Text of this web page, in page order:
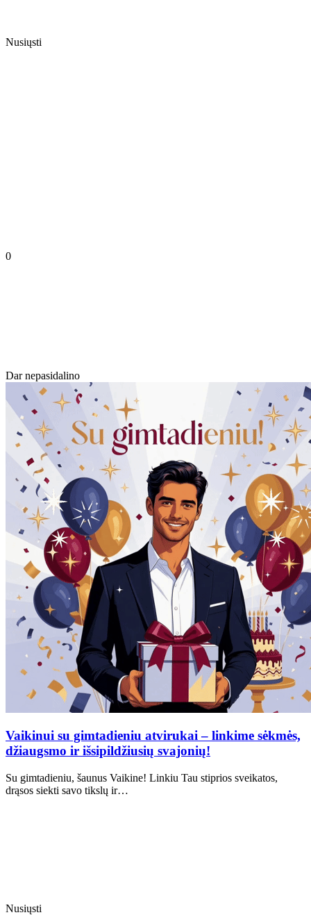
Nusiųsti
0
Dar nepasidalino
Vaikinui su gimtadieniu atvirukai – linkime sėkmės,
džiaugsmo ir išsipildžiusių svajonių!
Su gimtadieniu, šaunus Vaikine! Linkiu Tau stiprios sveikatos,
drąsos siekti savo tikslų ir…
Nusiųsti